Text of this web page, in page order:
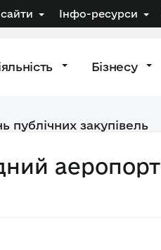
Інфо-ресурси
Бізнесу
публічних закупівель
аеропорт